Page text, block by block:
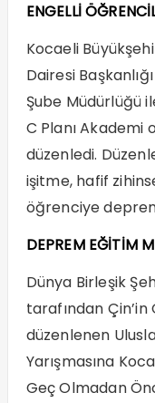
ENGELLİ
Kocaeli
Dairesi
Şube Müdürlüğü
C Planı
düzenledi.
işitme, hafif
öğrenciye
DEPREM EĞİTİM
Dünya Birleşik
tarafından
düzenlenen
Yarışmasına
Geç Olmadan